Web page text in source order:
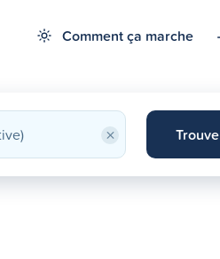
Comment ça marche
×